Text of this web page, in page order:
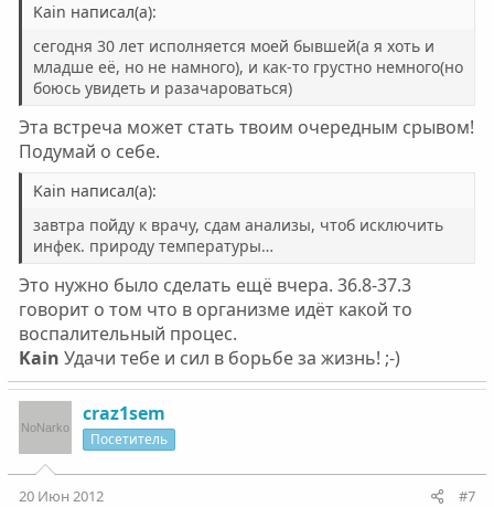
Kain написал(а):
сегодня 30 лет исполняется моей бывшей(а я хоть и
младше её, но не намного), и как-то грустно немного(но
боюсь увидеть и разачароваться)
Эта встреча может стать твоим очередным срывом!
Подумай о себе.
Kain написал(а):
завтра пойду к врачу, сдам анализы, чтоб исключить
инфек. природу температуры…
Это нужно было сделать ещё вчера. 36.8-37.3
говорит о том что в организме идёт какой то
воспалительный процес.
Kain Удачи тебе и сил в борьбе за жизнь! ;-)
craz1sem
Посетитель
20 Июн 2012 #7